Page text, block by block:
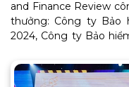
and Finance Review
thưởng: Công ty Bảo
2024, Công ty Bảo